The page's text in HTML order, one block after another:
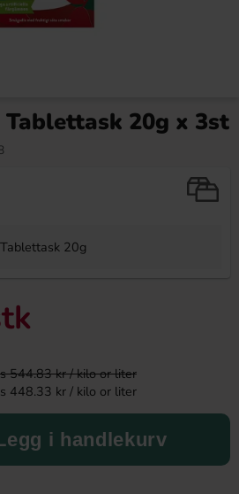
Menthol 16g
34.99 kr
Tablettask 20g x 3st
20g
544.83 kr / kilo or liter
448.33 kr / kilo or liter
i handlekurv